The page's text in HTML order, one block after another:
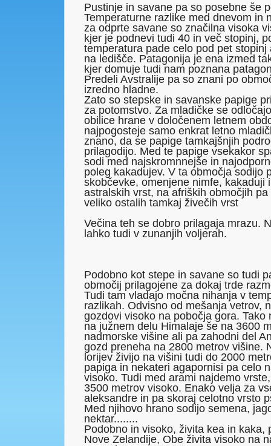
Pustinje in savane pa so posebne še
Temperaturne razlike med dnevom in
za odprte savane so značilna visoka
kjer je podnevi tudi 40 in več stopinj,
temperatura pade celo pod pet stopinj
na ledišče. Patagonija je ena izmed
kjer domuje tudi nam poznana
Predeli Avstralije pa so znani po
izredno hladne.
Zato so stepske in savanske papige
za potomstvo. Za mladičke se
obilice hrane v določenem letnem
najpogosteje samo enkrat letno
znano, da se papige tamkajšnjih
prilagodijo. Med te papige vsekakor
sodi med najskromnnejše in
poleg kakadujev. V ta območja sodijo
skobčevke, omenjene nimfe, kakaduji
astralskih vrst, na afriških območjih
veliko ostalih tamkaj živečih vrst
Večina teh se dobro prilagaja mrazu.
lahko tudi v zunanjih voljerah.
Podobno kot stepe in savane so tudi
območij prilagojene za dokaj trde
Tudi tam vladajo močna nihanja v
razlikah. Odvisno od mešanja vetrov,
gozdovi visoko na pobočja gora. Tako
na južnem delu Himalaje še na 3600
nadmorske višine ali pa zahodni del
gozd preneha na 2800 metrov višine.
lorijev živijo na višini tudi do 2000
papiga in nekateri agapornisi pa celo
visoko. Tudi med arami najdemo
3500 metrov visoko. Enako velja za
aleksandre in pa skoraj celotno vrsto
Med njihovo hrano sodijo semena,
nektar........
Podobno in visoko, živita kea in kaka,
Nove Zelandije, Obe živita visoko na